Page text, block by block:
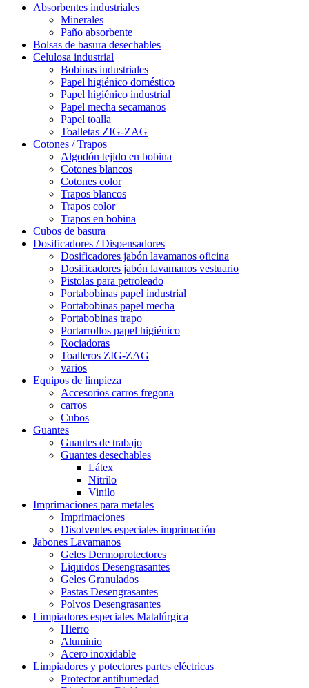
Absorbentes industriales
Minerales
Paño absorbente
Bolsas de basura desechables
Celulosa industrial
Bobinas industriales
Papel higiénico doméstico
Papel higiénico industrial
Papel mecha secamanos
Papel toalla
Toalletas ZIG-ZAG
Cotones / Trapos
Algodón tejido en bobina
Cotones blancos
Cotones color
Trapos blancos
Trapos color
Trapos en bobina
Cubos de basura
Dosificadores / Dispensadores
Dosificadores jabón lavamanos oficina
Dosificadores jabón lavamanos vestuario
Pistolas para petroleado
Portabobinas papel industrial
Portabobinas papel mecha
Portabobinas trapo
Portarrollos papel higiénico
Rociadoras
Toalleros ZIG-ZAG
varios
Equipos de limpieza
Accesorios carros fregona
carros
Cubos
Guantes
Guantes de trabajo
Guantes desechables
Látex
Nitrilo
Vinilo
Imprimaciones para metales
Imprimaciones
Disolventes especiales imprimación
Jabones Lavamanos
Geles Dermoprotectores
Liquidos Desengrasantes
Geles Granulados
Pastas Desengrasantes
Polvos Desengrasantes
Limpiadores especiales Matalúrgica
Hierro
Aluminio
Acero inoxidable
Limpiadores y potectores partes eléctricas
Protector antihumedad